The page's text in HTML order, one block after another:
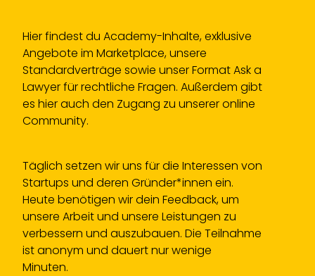
Hier findest du Academy-Inhalte, exklusive
Angebote im Marketplace, unsere
Standardverträge sowie unser Format Ask a
Lawyer für rechtliche Fragen. Außerdem gibt
es hier auch den Zugang zu unserer online
Community.
Täglich setzen wir uns für die Interessen von
Startups und deren Gründer*innen ein.
Heute benötigen wir dein Feedback, um
unsere Arbeit und unsere Leistungen zu
verbessern und auszubauen. Die Teilnahme
ist anonym und dauert nur wenige
Minuten.